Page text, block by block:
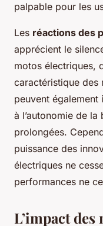
palpable pour les
Les réactions des
apprécient le
motos électriques,
caractéristique des
peuvent
à l’autonomie de
prolongées.
puissance des
électriques ne
performances ne
L’impact